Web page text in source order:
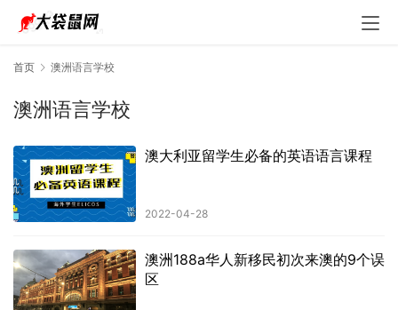
首页 澳洲语言学校
澳洲语言学校
澳大利亚留学生必备的英语语言课程
2022-04-28
澳洲188a华人新移民初次来澳的9个误
区